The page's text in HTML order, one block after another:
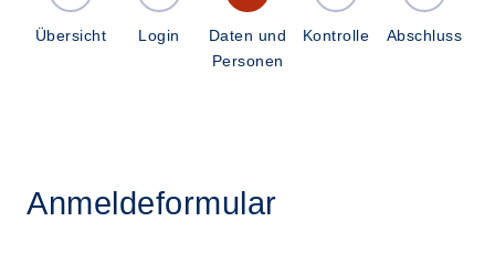
Übersicht Login
Daten und
Personen
Kontrolle Abschluss
Anmeldeformular